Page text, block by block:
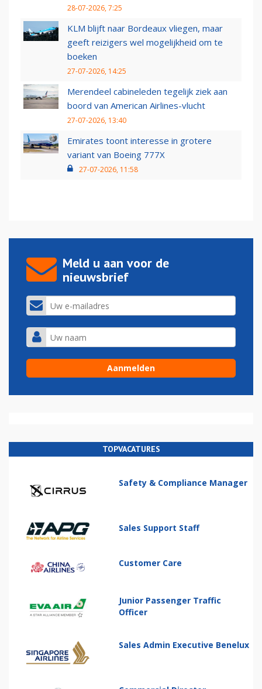
28-07-2026, 7:25
KLM blijft naar Bordeaux vliegen, maar
geeft reizigers wel mogelijkheid om te
boeken
27-07-2026, 14:25
Merendeel cabineleden tegelijk ziek aan
boord van American Airlines-vlucht
27-07-2026, 13:40
Emirates toont interesse in grotere
variant van Boeing 777X
27-07-2026, 11:58
Meld u aan voor de
nieuwsbrief
TOPVACATURES
Safety & Compliance Manager
Sales Support Staff
Customer Care
Junior Passenger Traffic
Officer
Sales Admin Executive Benelux